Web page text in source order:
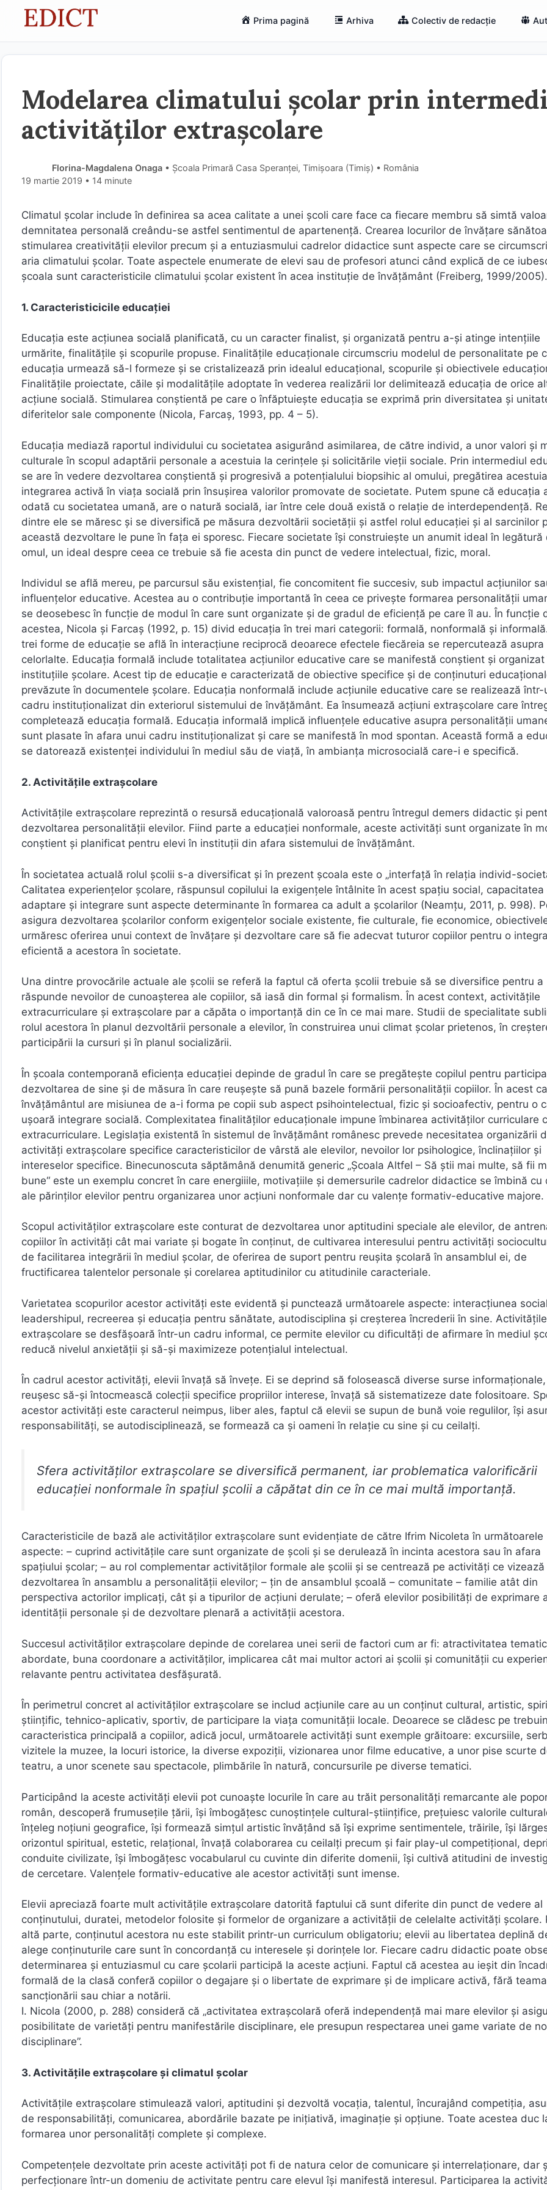
Prima pagină Arhiva Colectiv de redacție
Modelarea climatului școlar prin
activităților extrașcolare
Florina-Magdalena Onaga • Școala Primară Casa Speranței, Timișoara (Timiş) • România
19 martie 2019 • 14 minute
Climatul școlar include în definirea sa acea calitate a unei școli care face ca fiecare membru să simtă
demnitatea personală creându-se astfel sentimentul de apartenență. Crearea locurilor de învățare
stimularea creativității elevilor precum și a entuziasmului cadrelor didactice sunt aspecte care se
aria climatului școlar. Toate aspectele enumerate de elevi sau de profesori atunci când explică de ce
școala sunt caracteristicile climatului școlar existent în acea instituție de învățământ (Freiberg, 1999/2005).
1. Caracteristicicile educației
Educaţia este acţiunea socială planificată, cu un caracter finalist, și organizată pentru a-şi atinge intenţiile
urmărite, finalităţile şi scopurile propuse. Finalităţile educaţionale circumscriu modelul de personalitate pe
educaţia urmează să-l formeze şi se cristalizează prin idealul educaţional, scopurile şi obiectivele
Finalitățile proiectate, căile și modalitățile adoptate în vederea realizării lor delimitează educația de orice
acțiune socială. Stimularea conștientă pe care o înfăptuiește educația se exprimă prin diversitatea și
diferitelor sale componente (Nicola, Farcaş, 1993, pp. 4 – 5).
Educaţia mediază raportul individului cu societatea asigurând asimilarea, de către individ, a unor valori şi
culturale în scopul adaptării personale a acestuia la cerinţele şi solicitările vieţii sociale. Prin intermediul
se are în vedere dezvoltarea conştientă şi progresivă a potenţialului biopsihic al omului, pregătirea
integrarea activă în viaţa socială prin însuşirea valorilor promovate de societate. Putem spune că educaţia
odată cu societatea umană, are o natură socială, iar între cele două există o relaţie de interdependenţă.
dintre ele se măresc şi se diversifică pe măsura dezvoltării societăţii și astfel rolul educaţiei şi al sarcinilor
această dezvoltare le pune în faţa ei sporesc. Fiecare societate îşi construieşte un anumit ideal în legătură
omul, un ideal despre ceea ce trebuie să fie acesta din punct de vedere intelectual, fizic, moral.
Individul se află mereu, pe parcursul său existențial, fie concomitent fie succesiv, sub impactul acţiunilor
influenţelor educative. Acestea au o contribuţie importantă în ceea ce privește formarea personalității
se deosebesc în funcţie de modul în care sunt organizate şi de gradul de eficienţă pe care îl au. În funcţie
acestea, Nicola și Farcaş (1992, p. 15) divid educația în trei mari categorii: formală, nonformală şi
trei forme de educaţie se află în interacţiune reciprocă deoarece efectele fiecăreia se repercutează asupra
celorlalte. Educaţia formală include totalitatea acţiunilor educative care se manifestă conştient şi organizat
instituţiile şcolare. Acest tip de educație e caracterizată de obiective specifice şi de conţinuturi
prevăzute în documentele şcolare. Educaţia nonformală include acţiunile educative care se realizează într-
cadru instituţionalizat din exteriorul sistemului de învăţământ. Ea însumează acţiuni extraşcolare care
completează educaţia formală. Educaţia informală implică influenţele educative asupra personalităţii
sunt plasate în afara unui cadru instituţionalizat şi care se manifestă în mod spontan. Această formă a
se datorează existenţei individului în mediul său de viaţă, în ambianţa microsocială care-i e specifică.
2. Activitățile extrașcolare
Activitățile extrașcolare reprezintă o resursă educațională valoroasă pentru întregul demers didactic și
dezvoltarea personalității elevilor. Fiind parte a educației nonformale, aceste activități sunt organizate în
conștient și planificat pentru elevi în instituții din afara sistemului de învățământ.
În societatea actuală rolul școlii s-a diversificat și în prezent școala este o „interfață în relația individ-
Calitatea experiențelor școlare, răspunsul copilului la exigențele întâlnite în acest spațiu social, capacitatea
adaptare și integrare sunt aspecte determinante în formarea ca adult a școlarilor (Neamțu, 2011, p. 998).
asigura dezvoltarea școlarilor conform exigențelor sociale existente, fie culturale, fie economice,
urmăresc oferirea unui context de învățare și dezvoltare care să fie adecvat tuturor copiilor pentru o
eficientă a acestora în societate.
Una dintre provocările actuale ale școlii se referă la faptul că oferta şcolii trebuie să se diversifice pentru a
răspunde nevoilor de cunoaşterea ale copiilor, să iasă din formal şi formalism. În acest context, activităţile
extracurriculare şi extraşcolare par a căpăta o importanţă din ce în ce mai mare. Studii de specialitate
rolul acestora în planul dezvoltării personale a elevilor, în construirea unui climat şcolar prietenos, în
participării la cursuri şi în planul socializării.
În şcoala contemporană eficienţa educaţiei depinde de gradul în care se pregăteşte copilul pentru
dezvoltarea de sine şi de măsura în care reuşeşte să pună bazele formării personalităţii copiilor. În acest
învăţământul are misiunea de a-i forma pe copii sub aspect psihointelectual, fizic şi socioafectiv, pentru o
uşoară integrare socială. Complexitatea finalităţilor educaţionale impune îmbinarea activităţilor curriculare
extracurriculare. Legislația existentă în sistemul de învățământ românesc prevede necesitatea organizării
activități extrașcolare specifice caracteristicilor de vârstă ale elevilor, nevoilor lor psihologice, înclinațiilor și
intereselor specifice. Binecunoscuta săptămână denumită generic „Școala Altfel – Să știi mai multe, să fii
bune“ este un exemplu concret în care energiiile, motivațiile și demersurile cadrelor didactice se îmbină cu
ale părinților elevilor pentru organizarea unor acțiuni nonformale dar cu valențe formativ-educative majore.
Scopul activităţilor extraşcolare este conturat de dezvoltarea unor aptitudini speciale ale elevilor, de
copiilor în activităţi cât mai variate şi bogate în conţinut, de cultivarea interesului pentru activităţi
de facilitarea integrării în mediul şcolar, de oferirea de suport pentru reuşita şcolară în ansamblul ei, de
fructificarea talentelor personale şi corelarea aptitudinilor cu atitudinile caracteriale.
Varietatea scopurilor acestor activități este evidentă și punctează următoarele aspecte: interacţiunea
leadershipul, recreerea şi educaţia pentru sănătate, autodisciplina şi creşterea încrederii în sine. Activităţile
extraşcolare se desfăşoară într-un cadru informal, ce permite elevilor cu dificultăţi de afirmare în mediul
reducă nivelul anxietăţii şi să-şi maximizeze potenţialul intelectual.
În cadrul acestor activităţi, elevii învaţă să înveţe. Ei se deprind să folosească diverse surse informaţionale,
reușesc să-și întocmească colecţii specifice propriilor interese, învață să sistematizeze date folositoare.
acestor activităţi este caracterul neimpus, liber ales, faptul că elevii se supun de bună voie regulilor, își
responsabilităţi, se autodisciplinează, se formează ca și oameni în relație cu sine și cu ceilalți.
Sfera activităţilor extraşcolare se diversifică permanent, iar problematica valorificării
educaţiei nonformale în spaţiul şcolii a căpătat din ce în ce mai multă importanţă.
Caracteristicile de bază ale activităţilor extraşcolare sunt evidențiate de către Ifrim Nicoleta în următoarele
aspecte: – cuprind activităţile care sunt organizate de şcoli şi se derulează în incinta acestora sau în afara
spațiului școlar; – au rol complementar activităţilor formale ale şcolii şi se centrează pe activităţi ce vizează
dezvoltarea în ansamblu a personalităţii elevilor; – ţin de ansamblul şcoală – comunitate – familie atât din
perspectiva actorilor implicaţi, cât şi a tipurilor de acţiuni derulate; – oferă elevilor posibilităţi de exprimare
identităţii personale şi de dezvoltare plenară a activităţii acestora.
Succesul activităţilor extraşcolare depinde de corelarea unei serii de factori cum ar fi: atractivitatea
abordate, buna coordonare a activităţilor, implicarea cât mai multor actori ai şcolii şi comunităţii cu
relavante pentru activitatea desfăşurată.
În perimetrul concret al activităților extrașcolare se includ acțiunile care au un conținut cultural, artistic,
științific, tehnico-aplicativ, sportiv, de participare la viața comunității locale. Deoarece se clădesc pe
caracteristica principală a copiilor, adică jocul, următoarele activități sunt exemple grăitoare: excursiile,
vizitele la muzee, la locuri istorice, la diverse expoziții, vizionarea unor filme educative, a unor pise scurte
teatru, a unor scenete sau spectacole, plimbările în natură, concursurile pe diverse tematici.
Participând la aceste activități elevii pot cunoaște locurile în care au trăit personalități remarcante ale
român, descoperă frumusețile țării, își îmbogățesc cunoștințele cultural-științifice, prețuiesc valorile
înțeleg noțiuni geografice, își formează simțul artistic învățând să își exprime sentimentele, trăirile, își
orizontul spiritual, estetic, relațional, învață colaborarea cu ceilalți precum și fair play-ul competiţional,
conduite civilizate, își îmbogăţesc vocabularul cu cuvinte din diferite domenii, își cultivă atitudini de
de cercetare. Valențele formativ-educative ale acestor activități sunt imense.
Elevii apreciază foarte mult activitățile extrașcolare datorită faptului că sunt diferite din punct de vedere al
conţinutului, duratei, metodelor folosite şi formelor de organizare a activităţii de celelalte activități școlare.
altă parte, conţinutul acestora nu este stabilit printr-un curriculum obligatoriu; elevii au libertatea deplină
alege conţinuturile care sunt în concordanţă cu interesele şi dorinţele lor. Fiecare cadru didactic poate
determinarea și entuziasmul cu care școlarii participă la aceste acțiuni. Faptul că acestea au ieșit din
formală de la clasă conferă copiilor o degajare și o libertate de exprimare și de implicare activă, fără teama
sancționării sau chiar a notării.
I. Nicola (2000, p. 288) consideră că „activitatea extraşcolară oferă independenţă mai mare elevilor şi
posibilitate de varietăţi pentru manifestările disciplinare, ele presupun respectarea unei game variate de
disciplinare”.
3. Activitățile extrașcolare și climatul școlar
Activităţile extraşcolare stimulează valori, aptitudini şi dezvoltă vocaţia, talentul, încurajând competiţia,
de responsabilităţi, comunicarea, abordările bazate pe iniţiativă, imaginaţie și opţiune. Toate acestea duc
formarea unor personalităţi complete şi complexe.
Competenţele dezvoltate prin aceste activităţi pot fi de natura celor de comunicare şi interrelaţionare, dar
perfecţionare într-un domeniu de activitate pentru care elevul îşi manifestă interesul. Participarea la